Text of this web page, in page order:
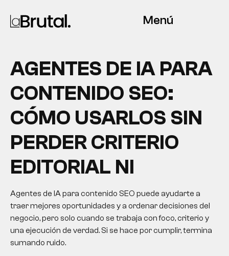
Menú
AGENTES DE IA PARA
CONTENIDO SEO:
CÓMO USARLOS SIN
PERDER CRITERIO
EDITORIAL NI
Agentes de IA para contenido SEO puede ayudarte a
traer mejores oportunidades y a ordenar decisiones del
negocio, pero solo cuando se trabaja con foco, criterio y
una ejecución de verdad. Si se hace por cumplir, termina
sumando ruido.